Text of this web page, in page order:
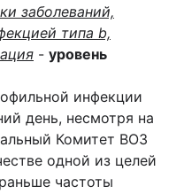
заболеваний,
типа b,
- уровень
инфекции
день, несмотря на
Комитет ВОЗ
одной из целей
частоты